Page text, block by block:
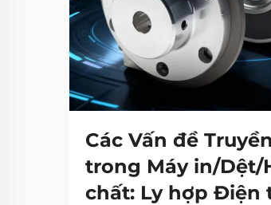
Các Vấn đề
trong Máy in/Dệt/
chất: Ly hợp Điện